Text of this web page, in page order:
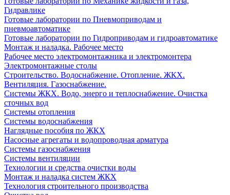
Гидравлике
Готовые лаборатории по Пневмоприводам и
пневмоавтоматике
Готовые лаборатории по Гидроприводам и гидроавтоматике
Монтаж и наладка. Рабочее место
Рабочее место электромонтажника и электромонтера
Электромонтажные столы
Строительство. Водоснабжение. Отопление. ЖКХ.
Вентиляция. Газоснабжение.
Системы ЖКХ. Водо, энерго и теплоснабжение. Очистка
сточных вод
Системы отопления
Системы водоснабжения
Наглядные пособия по ЖКХ
Насосные агрегаты и водопроводная арматура
Системы газоснабжения
Системы вентиляции
Технологии и средства очистки воды
Монтаж и наладка систем ЖКХ
Технология строительного производства